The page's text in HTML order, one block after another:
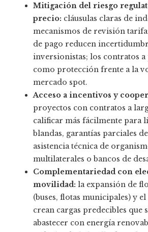
Mitigación del riesgo
precio: cláusulas claras de
mecanismos de revisión
de pago reducen
inversionistas; los contratos a
como protección frente a la
mercado spot.
Acceso a incentivos y
proyectos con contratos a
calificar más fácilmente para
blandas, garantías parciales
asistencia técnica de
multilaterales o bancos de
Complementariedad con
movilidad: la expansión de
(buses, flotas municipales) y
crean cargas predecibles que
abastecer con energía